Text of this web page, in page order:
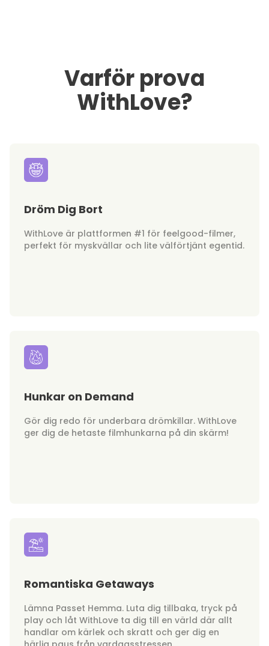
Varför prova
WithLove?
Dröm Dig Bort
WithLove är plattformen #1 för feelgood-filmer,
perfekt för myskvällar och lite välförtjänt egentid.
Hunkar on Demand
Gör dig redo för underbara drömkillar. WithLove
ger dig de hetaste filmhunkarna på din skärm!
Romantiska Getaways
Lämna Passet Hemma. Luta dig tillbaka, tryck på
play och låt WithLove ta dig till en värld där allt
handlar om kärlek och skratt och ger dig en